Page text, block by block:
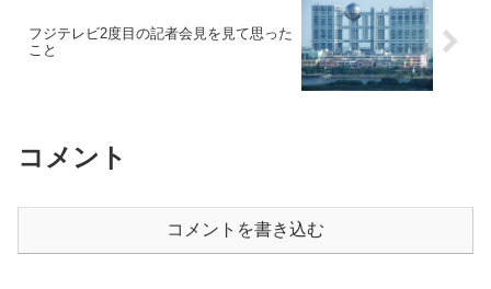
フジテレビ2度目の記者会見を見て思った
こと
コメント
コメントを書き込む